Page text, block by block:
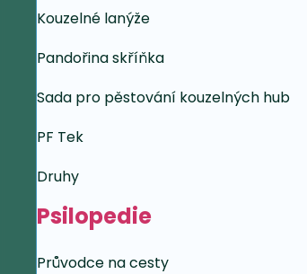
Kouzelné lanýže
Pandořina skříňka
Sada pro pěstování kouzelných hub
PF Tek
Druhy
Psilopedie
Průvodce na cesty